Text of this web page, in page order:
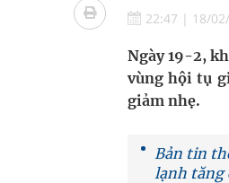
Quan Bằng Chứng
Xây dựng bản đồ
"Nền kinh tế bạc"
Tổng hợp những
22:47 | 18/
Ngày 19-2,
vùng hội tụ
giảm nhẹ.
Bản tin
lạnh tăng